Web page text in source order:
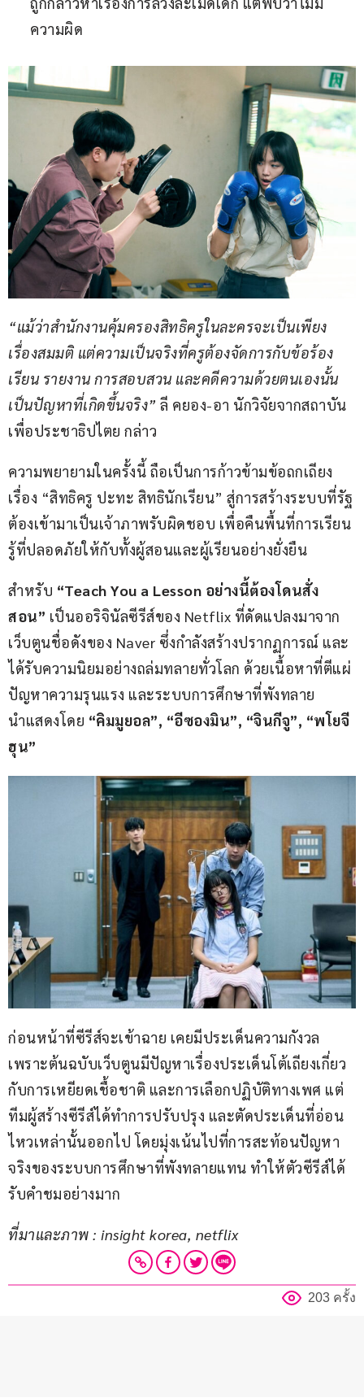
ความผิด
“แม้ว่าสำนักงานคุ้มครองสิทธิครูในละครจะเป็นเพียง
เรื่องสมมติ แต่ความเป็นจริงที่ครูต้องจัดการกับข้อร้อง
เรียน รายงาน การสอบสวน และคดีความด้วยตนเองนั้น
เป็นปัญหาที่เกิดขึ้นจริง” ลี คยอง-อา นักวิจัยจากสถาบัน
เพื่อประชาธิปไตย กล่าว
ความพยายามในครั้งนี้ ถือเป็นการก้าวข้ามข้อถกเถียง
เรื่อง “สิทธิครู ปะทะ สิทธินักเรียน” สู่การสร้างระบบที่รัฐ
ต้องเข้ามาเป็นเจ้าภาพรับผิดชอบ เพื่อคืนพื้นที่การเรียน
รู้ที่ปลอดภัยให้กับทั้งผู้สอนและผู้เรียนอย่างยั่งยืน
สำหรับ “Teach You a Lesson อย่างนี้ต้องโดนสั่ง
สอน” เป็นออริจินัลซีรีส์ของ Netflix ที่ดัดแปลงมาจาก
เว็บตูนชื่อดังของ Naver ซึ่งกำลังสร้างปรากฏการณ์ และ
ได้รับความนิยมอย่างถล่มทลายทั่วโลก ด้วยเนื้อหาที่ตีแผ่
ปัญหาความรุนแรง และระบบการศึกษาที่พังทลาย
นำแสดงโดย “คิมมูยอล”, “อีซองมิน”, “จินกีจู”, “พโยจี
ฮุน”
ก่อนหน้าที่ซีรีส์จะเข้าฉาย เคยมีประเด็นความกังวล
เพราะต้นฉบับเว็บตูนมีปัญหาเรื่องประเด็นโต้เถียงเกี่ยว
กับการเหยียดเชื้อชาติ และการเลือกปฏิบัติทางเพศ แต่
ทีมผู้สร้างซีรีส์ได้ทำการปรับปรุง และตัดประเด็นที่อ่อน
ไหวเหล่านั้นออกไป โดยมุ่งเน้นไปที่การสะท้อนปัญหา
จริงของระบบการศึกษาที่พังทลายแทน ทำให้ตัวซีรีส์ได้
รับคำชมอย่างมาก
ที่มาและภาพ : insight korea, netflix
203 ครั้ง